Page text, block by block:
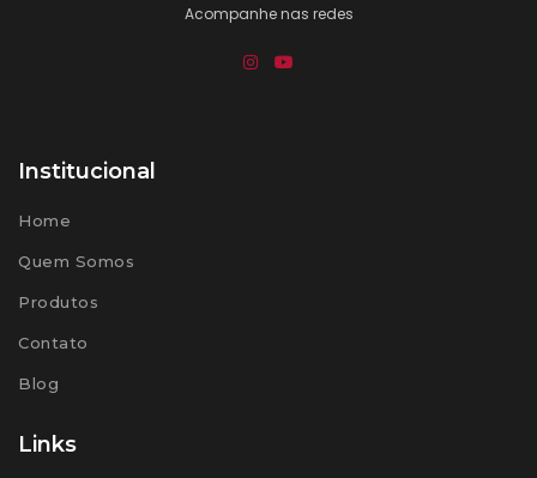
Acompanhe nas redes
Institucional
Home
Quem Somos
Produtos
Contato
Blog
Links